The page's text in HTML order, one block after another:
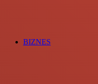
BIZNES